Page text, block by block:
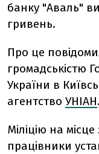
банку "Аваль"
гривень.
Про це
громадськістю
України в
агентство УНІАН.
Міліцію на
працівники